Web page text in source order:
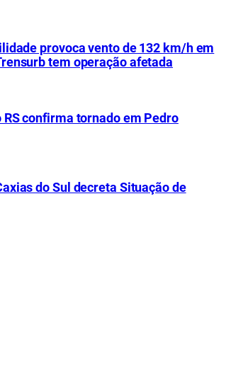
provoca vento de 132 km/h em
tem operação afetada
RS confirma tornado em Pedro
do Sul decreta Situação de